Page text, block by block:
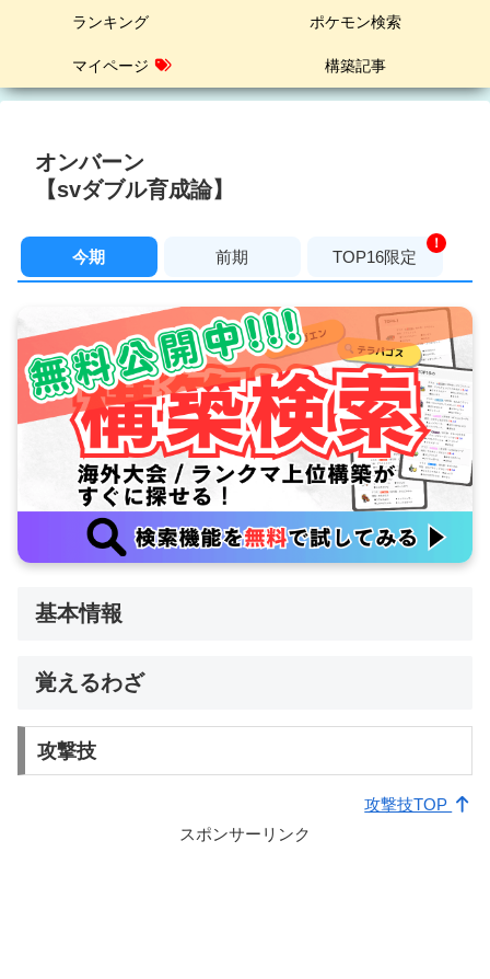
ランキング ポケモン検索
マイページ 構築記事
オンバーン
【svダブル育成論】
今期 前期 TOP16限定
！
基本情報
覚えるわざ
攻撃技
攻撃技TOP
スポンサーリンク